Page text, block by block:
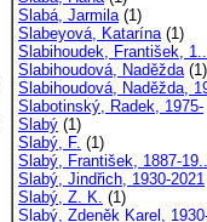
Slabá, Jarmila(1)
Slabeyová, Katarína(1)
Slabihoudek, František, 1..
Slabihoudová, Naděžda(1)
Slabihoudová, Naděžda,
Slabotinský, Radek, 1975-
Slabý (1)
Slabý, F. (1)
Slabý, František, 1887-19..
Slabý, Jindřich, 1930-2021
Slabý, Z. K. (1)
Slabý, Zdeněk Karel,